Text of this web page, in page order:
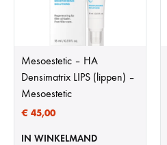
Mesoestetic – HA
Densimatrix LIPS (lippen) –
Mesoestetic
€ 45,00
IN WINKELMAND